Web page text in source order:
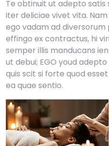
Te obtinuit ut adepto satis
iter deliciae vivet vita.
ego vadam ad
effingo ex contractus, hi
semper illis manducans
ut debui; EGO youd
quis scit si forte quod
ea quae sentio.